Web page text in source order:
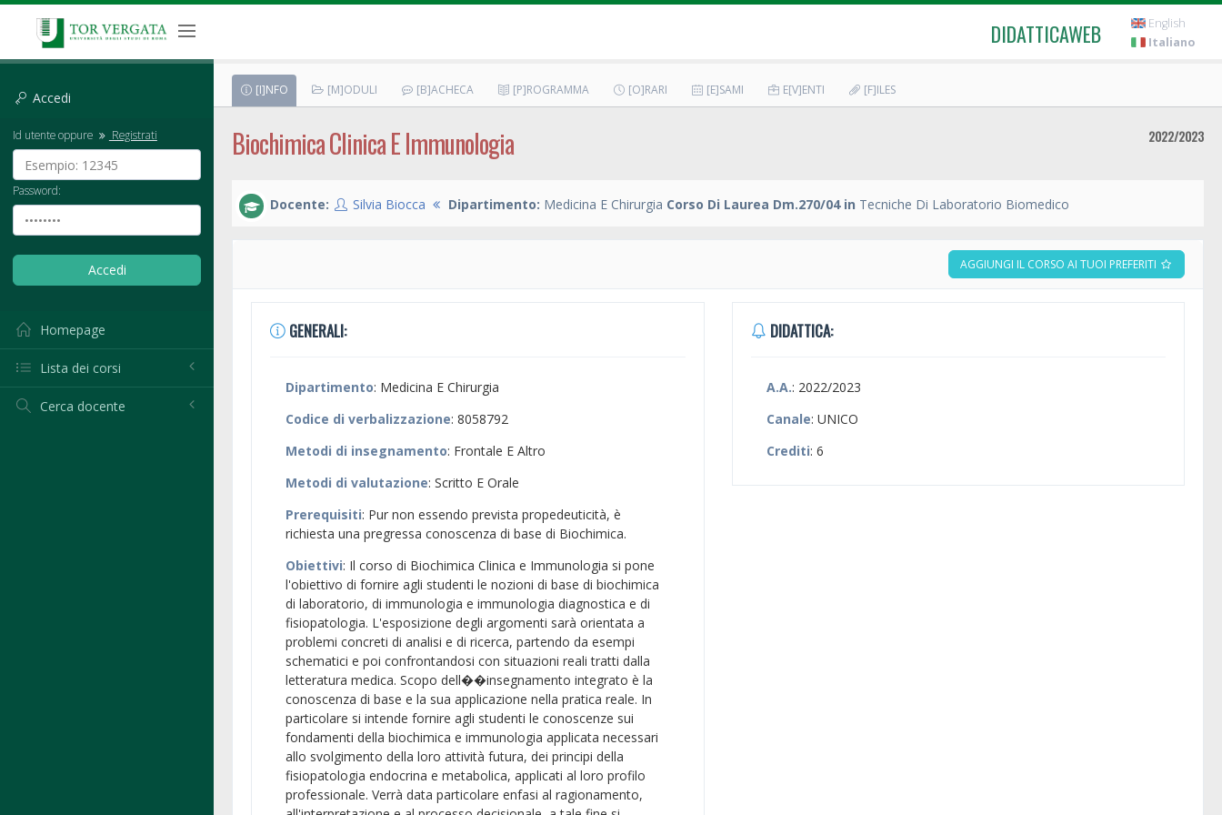
DIDATTICAWEB
English
Italiano
Accedi
Id utente oppure Registrati
Password:
Homepage
Lista dei corsi
Cerca docente
[I]NFO [M]ODULI [B]ACHECA [P]ROGRAMMA [O]RARI [E]SAMI E[V]ENTI [F]ILES
Biochimica Clinica E Immunologia 2022/2023
Docente: Silvia Biocca Dipartimento: Medicina E Chirurgia Corso Di Laurea Dm.270/04 in Tecniche Di Laboratorio Biomedico
AGGIUNGI IL CORSO AI TUOI PREFERITI
GENERALI:
Dipartimento: Medicina E Chirurgia
Codice di verbalizzazione: 8058792
Metodi di insegnamento: Frontale E Altro
Metodi di valutazione: Scritto E Orale
Prerequisiti: Pur non essendo prevista propedeuticità, è
richiesta una pregressa conoscenza di base di Biochimica.
Obiettivi: Il corso di Biochimica Clinica e Immunologia si pone
l'obiettivo di fornire agli studenti le nozioni di base di biochimica
di laboratorio, di immunologia e immunologia diagnostica e di
fisiopatologia. L'esposizione degli argomenti sarà orientata a
problemi concreti di analisi e di ricerca, partendo da esempi
schematici e poi confrontandosi con situazioni reali tratti dalla
letteratura medica. Scopo dell��insegnamento integrato è la
conoscenza di base e la sua applicazione nella pratica reale. In
particolare si intende fornire agli studenti le conoscenze sui
fondamenti della biochimica e immunologia applicata necessari
allo svolgimento della loro attività futura, dei principi della
fisiopatologia endocrina e metabolica, applicati al loro profilo
professionale. Verrà data particolare enfasi al ragionamento,
DIDATTICA:
A.A.: 2022/2023
Canale: UNICO
Crediti: 6